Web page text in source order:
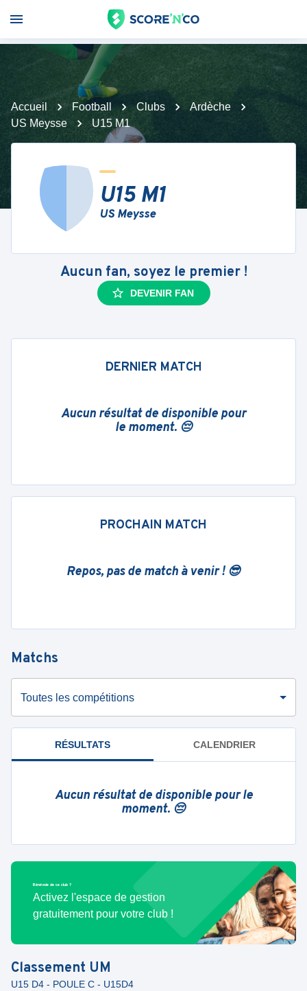
Accueil Football Clubs
Ardèche
US Meysse
U15 M1
U15 M1
US Meysse
Aucun fan, soyez le premier !
DEVENIR FAN
DERNIER MATCH
Aucun résultat de disponible pour
le moment. 😔
PROCHAIN MATCH
Repos, pas de match à venir ! 😎
Matchs
Toutes les compétitions
RÉSULTATS CALENDRIER
Aucun résultat de disponible pour le
moment. 😔
Bénévole de ce club ?
Activez l'espace de gestion
gratuitement pour votre club !
Classement UM
U15 D4 - POULE C - U15D4